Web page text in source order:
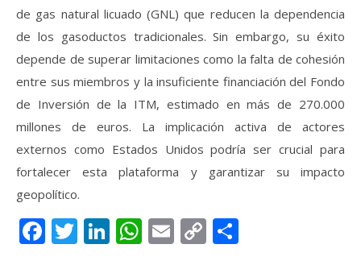
de gas natural licuado (GNL) que reducen la dependencia
de los gasoductos tradicionales. Sin embargo, su éxito
depende de superar limitaciones como la falta de cohesión
entre sus miembros y la insuficiente financiación del Fondo
de Inversión de la ITM, estimado en más de 270.000
millones de euros. La implicación activa de actores
externos como Estados Unidos podría ser crucial para
fortalecer esta plataforma y garantizar su impacto
geopolítico.
Facebook
Twitter
LinkedIn
WhatsApp
Email
Copy